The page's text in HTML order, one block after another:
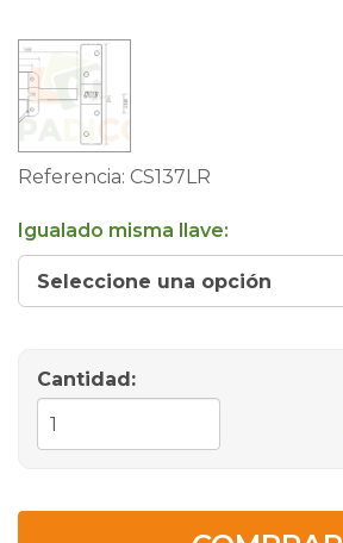
Referencia: CS137LR
Igualado misma llave:
Seleccione una opción
Cantidad: